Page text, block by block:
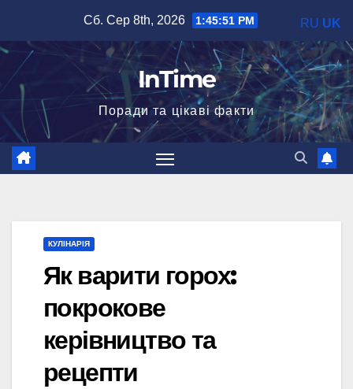
вмісту
Сб. Сер 8th, 2026 1:45:52 PM
InTime
Поради та цікаві факти
КУЛІНАРІЯ
Як варити горох:
покрокове
керівництво та
рецепти
RU UK